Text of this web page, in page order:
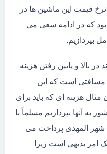
قیمت این ماشین ها در
که در ادامه سعی می
بپردازیم.
در بالا و پایین رفتن هزینه
مسافتی است که این
هزینه ای که باید برای
آنها بپردازیم مسلماً با
المهدی پرداخت می
امر بدیهی است زیرا